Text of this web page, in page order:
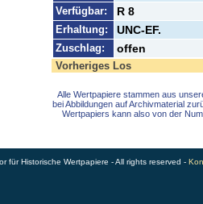
Verfügbar: R 8
Erhaltung: UNC-EF.
Zuschlag: offen
Vorheriges Los
Alle Wertpapiere stammen aus
bei Abbildungen auf Archivmaterial
Wertpapiers kann also von der
für Historische Wertpapiere - All rights reserved -